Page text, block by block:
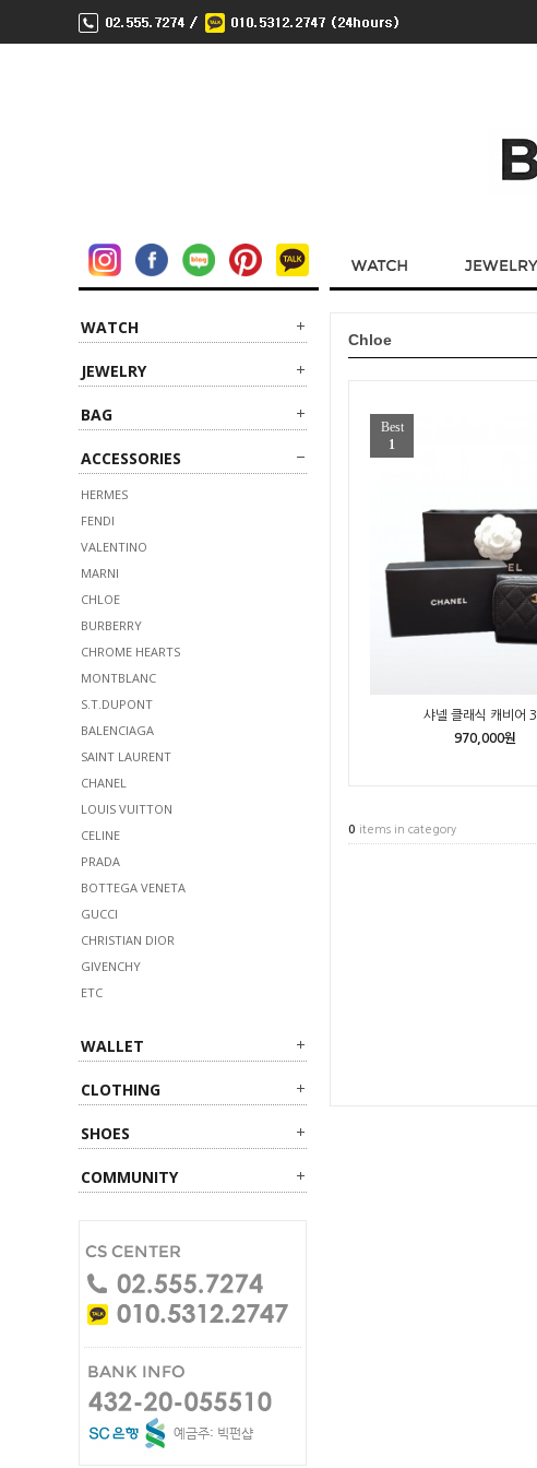
WATCH
JEWELRY
BAG
ACCESSORIES
HERMES
FENDI
VALENTINO
MARNI
CHLOE
BURBERRY
CHROME HEARTS
MONTBLANC
S.T.DUPONT
BALENCIAGA
SAINT LAURENT
CHANEL
LOUIS VUITTON
CELINE
PRADA
BOTTEGA VENETA
GUCCI
CHRISTIAN DIOR
GIVENCHY
ETC
WALLET
CLOTHING
SHOES
COMMUNITY
Chloe
Best
1
샤넬 클래식 캐비어
970,000원
0 items in category